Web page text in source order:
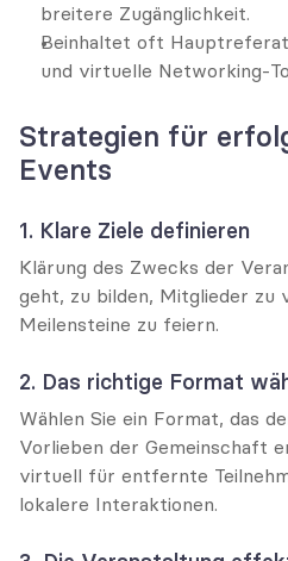
breitere Zugänglichkeit.
Beinhaltet oft
und virtuelle Networking-
Strategien für
Events
1. Klare Ziele definieren
Klärung des Zwecks der
geht, zu bilden, Mitglieder zu
Meilensteine zu feiern.
2. Das richtige Format
Wählen Sie ein Format, das
Vorlieben der Gemeinschaft
virtuell für entfernte
lokalere Interaktionen.